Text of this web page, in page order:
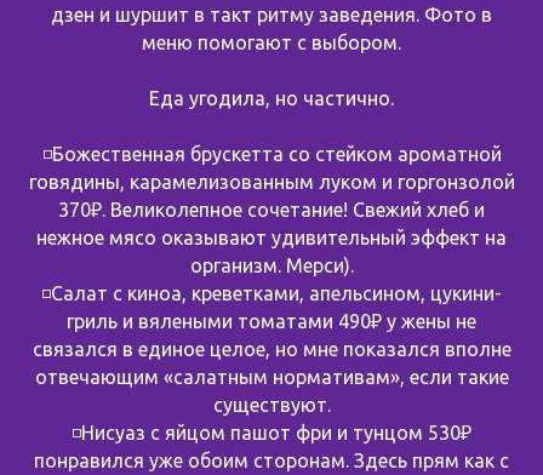
дзен и шуршит в такт ритму заведения. Фото в
меню помогают с выбором.
Еда угодила, но частично.
◽️Божественная брускетта со стейком ароматной
говядины, карамелизованным луком и горгонзолой
370₽. Великолепное сочетание! Свежий хлеб и
нежное мясо оказывают удивительный эффект на
организм. Мерси).
◽️Салат с киноа, креветками, апельсином, цукини-
гриль и вялеными томатами 490₽ у жены не
связался в единое целое, но мне показался вполне
отвечающим «салатным нормативам», если такие
существуют.
◽️Нисуаз с яйцом пашот фри и тунцом 530₽
понравился уже обоим сторонам. Здесь прям как с